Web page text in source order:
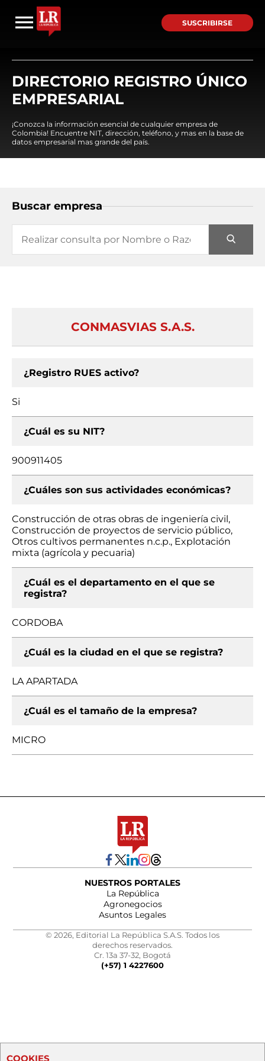
SUSCRIBIRSE
DIRECTORIO REGISTRO ÚNICO
EMPRESARIAL
¡Conozca la información esencial de cualquier empresa de
Colombia! Encuentre NIT, dirección, teléfono, y mas en la base de
datos empresarial mas grande del país.
Buscar empresa
CONMASVIAS S.A.S.
¿Registro RUES activo?
Si
¿Cuál es su NIT?
900911405
¿Cuáles son sus actividades económicas?
Construcción de otras obras de ingeniería civil,
Construcción de proyectos de servicio público,
Otros cultivos permanentes n.c.p., Explotación
mixta (agrícola y pecuaria)
¿Cuál es el departamento en el que se
registra?
CORDOBA
¿Cuál es la ciudad en el que se registra?
LA APARTADA
¿Cuál es el tamaño de la empresa?
MICRO
NUESTROS PORTALES
La República
Agronegocios
Asuntos Legales
© 2026, Editorial La República S.A.S. Todos los
derechos reservados.
Cr. 13a 37-32, Bogotá
(+57) 1 4227600
COOKIES